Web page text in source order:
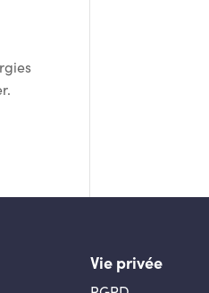
Vie privée